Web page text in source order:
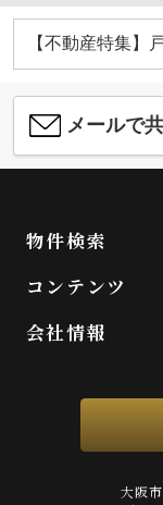
【不動産特集】
メールで
物件検索
コンテンツ
会社情報
大阪